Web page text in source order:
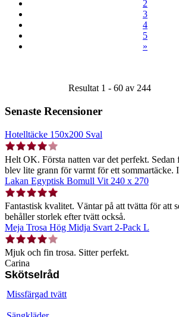
2
3
4
5
»
Resultat 1 - 60 av 244
Senaste Recensioner
Hotelltäcke 150x200 Sval
Helt OK. Första natten var det perfekt.
blev lite grann för varmt för ett sommartäcke.
Lakan Egyptisk Bomull Vit 240 x 270
Fantastisk kvalitet. Väntar på att tvätta för att
behåller storlek efter tvätt också.
Meja Trosa Hög Midja Svart 2-Pack L
Mjuk och fin trosa. Sitter perfekt.
Carina
Skötselråd
Missfärgad tvätt